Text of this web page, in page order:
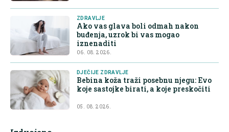
ZDRAVLJE
Ako vas glava boli odmah nakon
buđenja, uzrok bi vas mogao
iznenaditi
06. 08. 2026.
DJEČIJE ZDRAVLJE
Bebina koža traži posebnu njegu: Evo
koje sastojke birati, a koje preskočiti
05. 08. 2026.